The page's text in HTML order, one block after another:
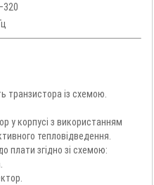
транзистора із схемою.
у корпусі з використанням
тепловідведення.
плати згідно зі схемою: